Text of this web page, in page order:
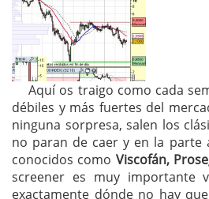
Aquí os traigo como cada
débiles y más fuertes del
ninguna sorpresa, salen los
no paran de caer y en la parte
conocidos como Viscofán,
screener es muy importante
exactamente dónde no hay